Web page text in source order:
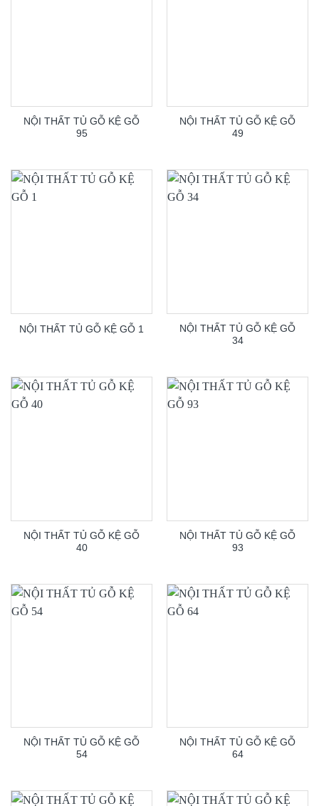
NỘI THẤT TỦ GỖ KỆ GỖ
95
NỘI THẤT TỦ GỖ KỆ GỖ
49
NỘI THẤT TỦ GỖ KỆ GỖ 1
NỘI THẤT TỦ GỖ KỆ GỖ
34
NỘI THẤT TỦ GỖ KỆ GỖ
40
NỘI THẤT TỦ GỖ KỆ GỖ
93
NỘI THẤT TỦ GỖ KỆ GỖ
54
NỘI THẤT TỦ GỖ KỆ GỖ
64